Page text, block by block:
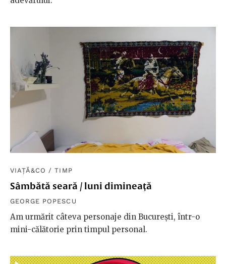
VIAȚĂ&CO /TIMP
Sâmbătă seară / luni dimineață
GEORGE POPESCU
Am urmărit câteva personaje din București, într-o
mini-călătorie prin timpul personal.